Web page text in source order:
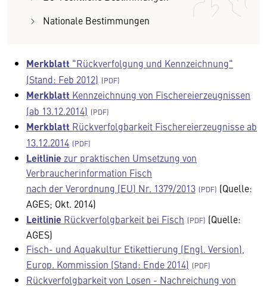
Nationale Bestimmungen
Merkblatt "Rückverfolgung und Kennzeichnung"
(Stand: Feb 2012)
Merkblatt Kennzeichnung von Fischereierzeugnissen
(ab 13.12.2014)
Merkblatt Rückverfolgbarkeit Fischereierzeugnisse ab
13.12.2014
Leitlinie zur praktischen Umsetzung von
Verbraucherinformation Fisch
nach der Verordnung (EU) Nr. 1379/2013
(Quelle:
AGES; Okt. 2014)
Leitlinie Rückverfolgbarkeit bei Fisch
(Quelle:
AGES)
Fisch- und Aquakultur Etikettierung (Engl. Version),
Europ. Kommission (Stand: Ende 2014)
Rückverfolgbarkeit von Losen - Nachreichung von